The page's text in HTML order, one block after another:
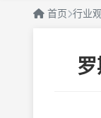
首页 行业